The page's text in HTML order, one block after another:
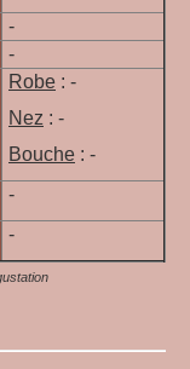
-
-
Robe : -
Nez : -
Bouche : -
-
-